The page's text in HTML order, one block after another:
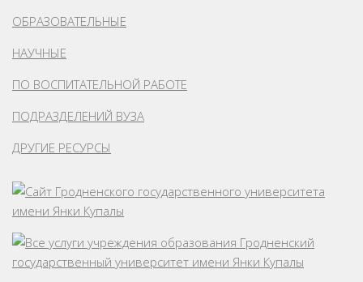
ОБРАЗОВАТЕЛЬНЫЕ
НАУЧНЫЕ
ПО ВОСПИТАТЕЛЬНОЙ РАБОТЕ
ПОДРАЗДЕЛЕНИЙ ВУЗА
ДРУГИЕ РЕСУРСЫ